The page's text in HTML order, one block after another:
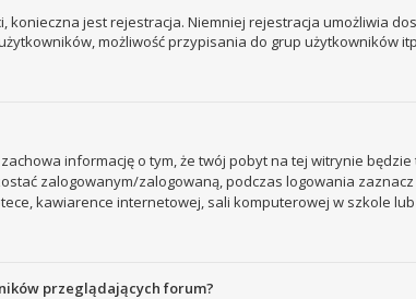
jest rejestracja. Niemniej rejestracja umożliwia
możliwość przypisania do grup użytkowników
informację o tym, że twój pobyt na tej witrynie
zalogowanym/zalogowaną, podczas logowania
kawiarence internetowej, sali komputerowej w szkole
przeglądających forum?